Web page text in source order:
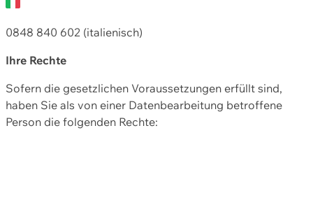
0848 840 602 (italienisch)
Ihre Rechte
Sofern die gesetzlichen Voraussetzungen erfüllt sind,
haben Sie als von einer Datenbearbeitung betroffene
Person die folgenden Rechte: